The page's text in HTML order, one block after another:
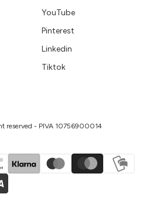
YouTube
Pinterest
Linkedin
Tiktok
reserved - PIVA 10756900014